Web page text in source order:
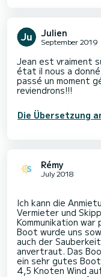
Julien
September 2019
Jean est vraiment
état il nous a
passé un moment
reviendrons!!!
Die Übersetzung
Rémy
July 2018
Ich kann die
Vermieter und
Kommunikation
Boot wurde uns
auch der
anvertraut. Das
ein sehr gutes
4,5 Knoten Wind